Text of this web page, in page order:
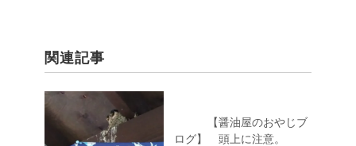
関連記事
【醤油屋のおやじブ
ログ】 頭上に注意。